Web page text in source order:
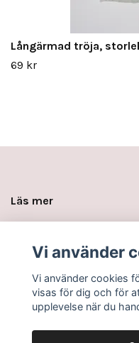
Långärmad tröja,
69 kr
Läs mer
Vi använder
Vi använder cookies
visas för dig och för
upplevelse när du